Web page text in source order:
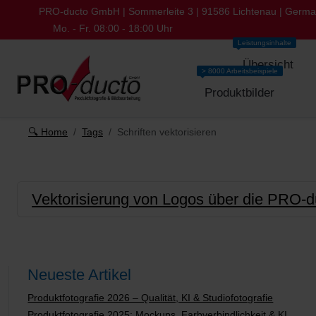
PRO-ducto GmbH | Sommerleite 3 | 91586 Lichtenau |
Mo. - Fr. 08:00 - 18:00 Uhr
Übersicht
Leistungsinhalte
Produktbilder
> 8000 Arbeitsbeispiele
🔍 Home Tags Schriften vektorisieren
Vektorisierung von Logos über die PRO-
Neueste Artikel
Produktfotografie 2026 – Qualität, KI & Studiofotografie